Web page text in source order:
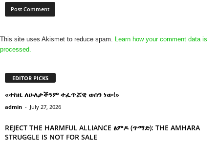
This site uses Akismet to reduce spam. Learn how your comment data is
processed.
EDITOR PICKS
«ተከዜ ለሁለታችንም ተፈጥሯዊ ወሰን ነው!»
admin - July 27, 2026
REJECT THE HARMFUL ALLIANCE ፅምዶ (ጥማድ): THE AMHARA
STRUGGLE IS NOT FOR SALE